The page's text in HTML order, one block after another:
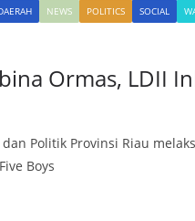
NEWS POLITICS SOCIAL
Ormas, LDII
Politik Provinsi Riau
Boys